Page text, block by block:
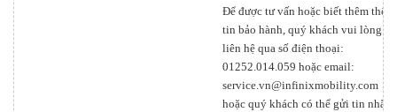
Để được tư vấn hoặc biết thêm
tin bảo hành, quý khách vui lòng
liên hệ qua số điện thoại:
01252.014.059 hoặc email:
service.vn@infinixmobility.com
hoặc quý khách có thể gửi tin nhắn